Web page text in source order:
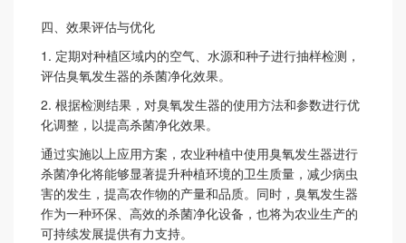
四、效果评估与优化
1. 定期对种植区域内的空气、水源和种子进行抽样检测，
评估臭氧发生器的杀菌净化效果。
2. 根据检测结果，对臭氧发生器的使用方法和参数进行优
化调整，以提高杀菌净化效果。
通过实施以上应用方案，农业种植中使用臭氧发生器进行
杀菌净化将能够显著提升种植环境的卫生质量，减少病虫
害的发生，提高农作物的产量和品质。同时，臭氧发生器
作为一种环保、高效的杀菌净化设备，也将为农业生产的
可持续发展提供有力支持。